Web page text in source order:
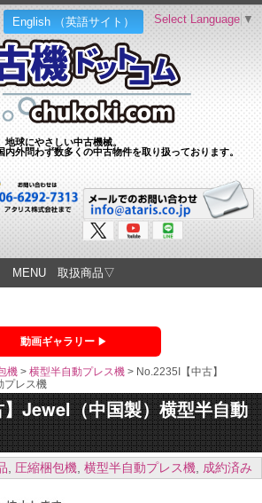
English （英語サイト）
地球にやさしい中古機械。
内外問わず数多くの中古物件を取り扱っております。
Select Language ▼
MENU 取扱商品▽
動画ギャラリー
機 > 横型半自動プレス機 > No.2235I【中古】
プレス機
Jewel（中国製）横型半自動
, 圧縮梱包機, 横型半自動プレス機, 成約済み